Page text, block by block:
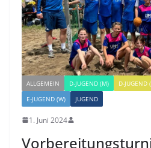
ALLGEMEIN D-JUGEND (M) D-JUGEND
E-JUGEND (W)
JUGEND
1. Juni 2024